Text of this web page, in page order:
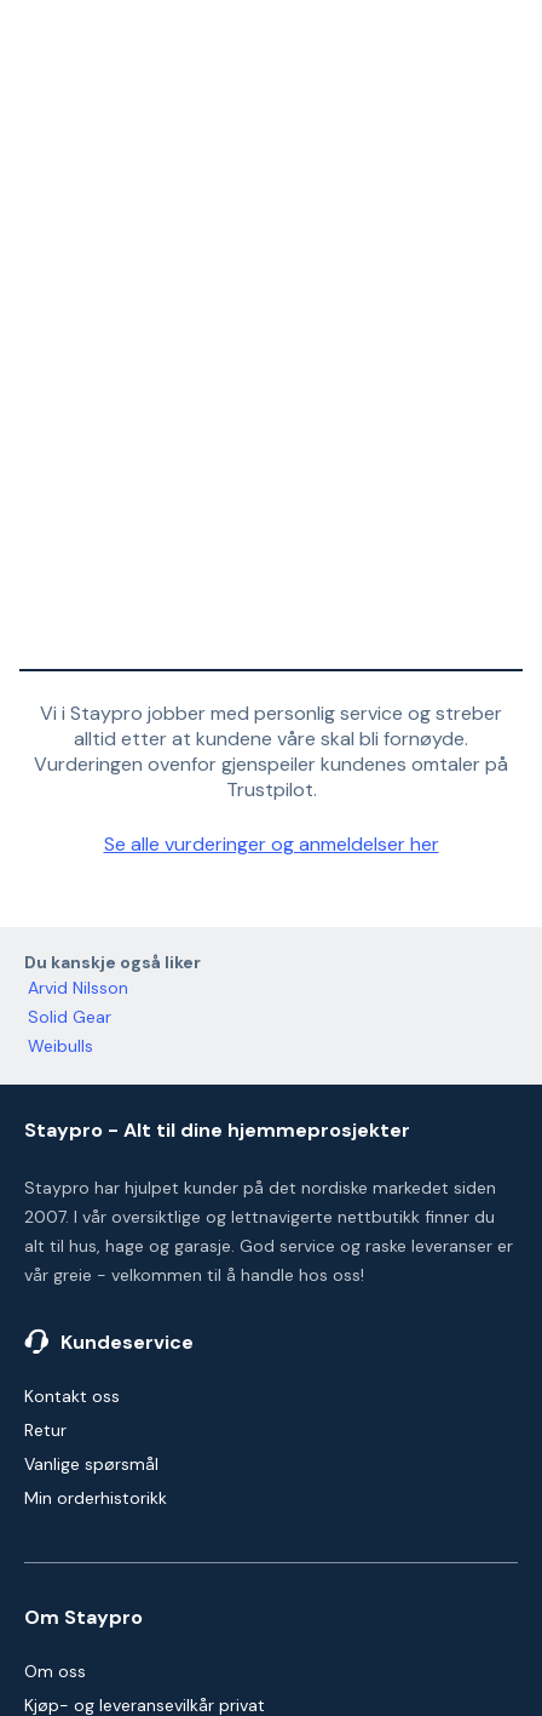
Vi i Staypro jobber med personlig service og streber
alltid etter at kundene våre skal bli fornøyde.
Vurderingen ovenfor gjenspeiler kundenes omtaler på
Trustpilot.
Se alle vurderinger og anmeldelser her
Du kanskje også liker
Arvid Nilsson
Solid Gear
Weibulls
Staypro - Alt til dine hjemmeprosjekter
Staypro har hjulpet kunder på det nordiske markedet siden
2007. I vår oversiktlige og lettnavigerte nettbutikk finner du
alt til hus, hage og garasje. God service og raske leveranser er
vår greie - velkommen til å handle hos oss!
Kundeservice
Kontakt oss
Retur
Vanlige spørsmål
Min orderhistorikk
Om Staypro
Om oss
Kjøp- og leveransevilkår privat